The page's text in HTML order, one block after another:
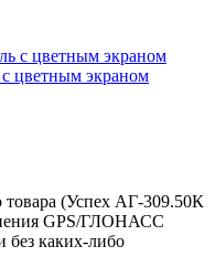
цветным экраном
(Успех АГ-309.50К
GPS/ГЛОНАСС
без каких-либо